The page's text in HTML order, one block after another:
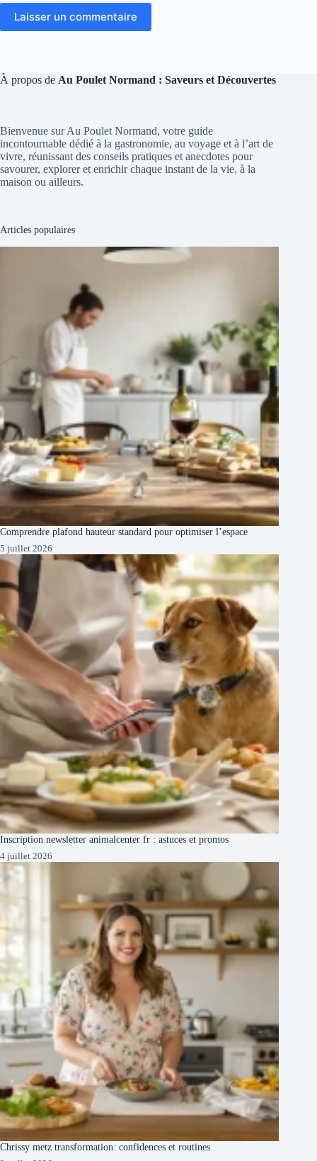
Laisser un commentaire
À propos de Au Poulet Normand : Saveurs et Découvertes
Bienvenue sur Au Poulet Normand, votre guide
incontournable dédié à la gastronomie, au voyage et à l’art de
vivre, réunissant des conseils pratiques et anecdotes pour
savourer, explorer et enrichir chaque instant de la vie, à la
maison ou ailleurs.
Articles populaires
Comprendre plafond hauteur standard pour optimiser l’espace
5 juillet 2026
Inscription newsletter animalcenter fr : astuces et promos
4 juillet 2026
Chrissy metz transformation: confidences et routines